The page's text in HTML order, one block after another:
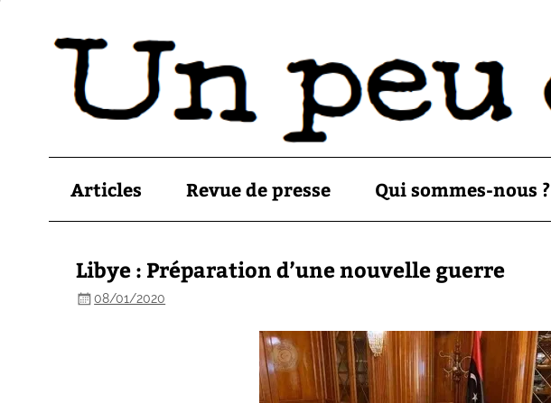
Articles Revue de presse Qui sommes-nous ?
Libye : Préparation d’une nouvelle guerre
08/01/2020